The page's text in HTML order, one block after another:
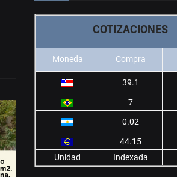
COTIZACIONES
Moneda Compra
39.1
7
0.02
44.15
Unidad
Indexada